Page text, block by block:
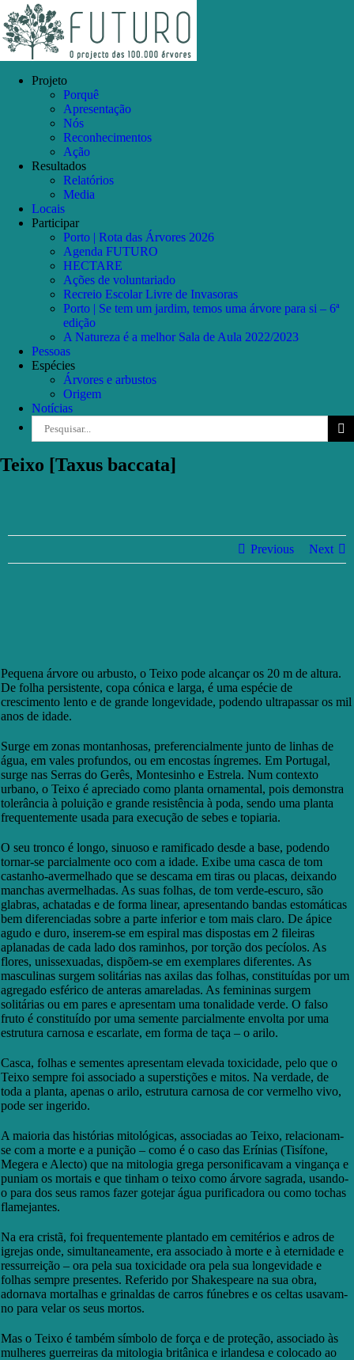
to
content
Facebook
Instagram
YouTube
Projeto
Porquê
Apresentação
Nós
Reconhecimentos
Ação
Resultados
Relatórios
Media
Locais
Participar
Porto | Rota das Árvores 2026
Agenda FUTURO
HECTARE
Ações de voluntariado
Recreio Escolar Livre de Invasoras
Porto | Se tem um jardim, temos uma árvore para si – 6ª
edição
A Natureza é a melhor Sala de Aula 2022/2023
Pessoas
Espécies
Árvores e arbustos
Origem
Notícias
Teixo [Taxus baccata]
Previous Next
Pequena árvore ou arbusto, o Teixo pode alcançar os 20 m de altura.
De folha persistente, copa cónica e larga, é uma espécie de
crescimento lento e de grande longevidade, podendo ultrapassar os mil
anos de idade.
Surge em zonas montanhosas, preferencialmente junto de linhas de
água, em vales profundos, ou em encostas íngremes. Em Portugal,
surge nas Serras do Gerês, Montesinho e Estrela. Num contexto
urbano, o Teixo é apreciado como planta ornamental, pois demonstra
tolerância à poluição e grande resistência à poda, sendo uma planta
frequentemente usada para execução de sebes e topiaria.
O seu tronco é longo, sinuoso e ramificado desde a base, podendo
tornar-se parcialmente oco com a idade. Exibe uma casca de tom
castanho-avermelhado que se descama em tiras ou placas, deixando
manchas avermelhadas. As suas folhas, de tom verde-escuro, são
glabras, achatadas e de forma linear, apresentando bandas estomáticas
bem diferenciadas sobre a parte inferior e tom mais claro. De ápice
agudo e duro, inserem-se em espiral mas dispostas em 2 fileiras
aplanadas de cada lado dos raminhos, por torção dos pecíolos. As
flores, unissexuadas, dispõem-se em exemplares diferentes. As
masculinas surgem solitárias nas axilas das folhas, constituídas por um
agregado esférico de anteras amareladas. As femininas surgem
solitárias ou em pares e apresentam uma tonalidade verde. O falso
fruto é constituído por uma semente parcialmente envolta por uma
estrutura carnosa e escarlate, em forma de taça – o arilo.
Casca, folhas e sementes apresentam elevada toxicidade, pelo que o
Teixo sempre foi associado a superstições e mitos. Na verdade, de
toda a planta, apenas o arilo, estrutura carnosa de cor vermelho vivo,
pode ser ingerido.
A maioria das histórias mitológicas, associadas ao Teixo, relacionam-
se com a morte e a punição – como é o caso das Erínias (Tisífone,
Megera e Alecto) que na mitologia grega personificavam a vingança e
puniam os mortais e que tinham o teixo como árvore sagrada, usando-
o para dos seus ramos fazer gotejar água purificadora ou como tochas
flamejantes.
Na era cristã, foi frequentemente plantado em cemitérios e adros de
igrejas onde, simultaneamente, era associado à morte e à eternidade e
ressurreição – ora pela sua toxicidade ora pela sua longevidade e
folhas sempre presentes. Referido por Shakespeare na sua obra,
adornava mortalhas e grinaldas de carros fúnebres e os celtas usavam-
no para velar os seus mortos.
Mas o Teixo é também símbolo de força e de proteção, associado às
mulheres guerreiras da mitologia britânica e irlandesa e colocado ao